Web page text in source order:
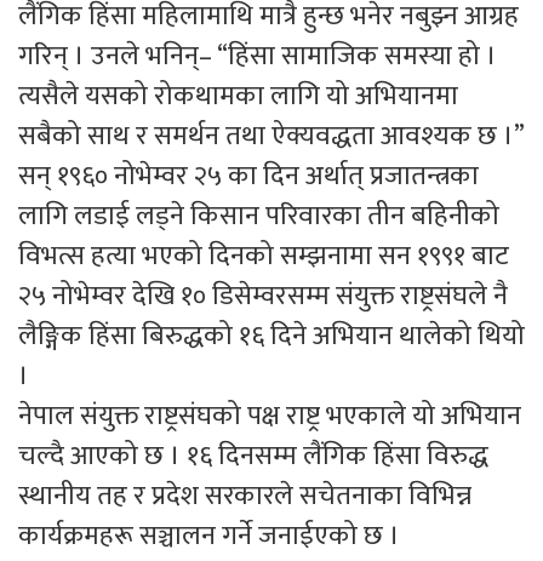
लैंगिक हिंसा महिलामाथि मात्रै हुन्छ भनेर नबुझ्न आग्रह
गरिन् । उनले भनिन्– “हिंसा सामाजिक समस्या हो ।
त्यसैले यसको रोकथामका लागि यो अभियानमा
सबैको साथ र समर्थन तथा ऐक्यवद्धता आवश्यक छ ।”
सन् १९६० नोभेम्वर २५ का दिन अर्थात् प्रजातन्त्रका
लागि लडाई लड्ने किसान परिवारका तीन बहिनीको
विभत्स हत्या भएको दिनको सम्झनामा सन १९९१ बाट
२५ नोभेम्वर देखि १० डिसेम्वरसम्म संयुक्त राष्ट्रसंघले नै
लैङ्गिक हिंसा बिरुद्धको १६ दिने अभियान थालेको थियो
।
नेपाल संयुक्त राष्ट्रसंघको पक्ष राष्ट्र भएकाले यो अभियान
चल्दै आएको छ । १६ दिनसम्म लैंगिक हिंसा विरुद्ध
स्थानीय तह र प्रदेश सरकारले सचेतनाका विभिन्न
कार्यक्रमहरू सञ्चालन गर्ने जनाईएको छ ।